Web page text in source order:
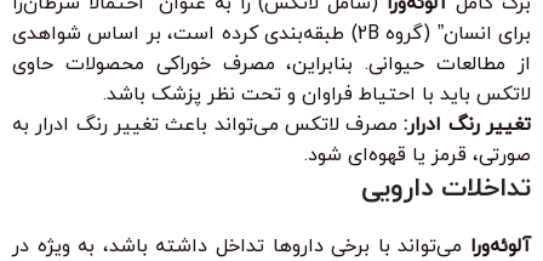
برای انسان” (گروه 2B) طبقه‌بندی کرده است، بر اساس شواهدی
از مطالعات حیوانی. بنابراین، مصرف خوراکی محصولات حاوی
لاتکس باید با احتیاط فراوان و تحت نظر پزشک باشد.
تغییر رنگ ادرار:مصرف لاتکس می‌تواند باعث تغییر رنگ ادرار به
صورتی، قرمز یا قهوه‌ای شود.
تداخلات دارویی
آلوئه‌ورا می‌تواند با برخی داروها تداخل داشته باشد، به ویژه در